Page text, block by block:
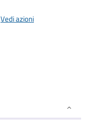
Vedi azioni